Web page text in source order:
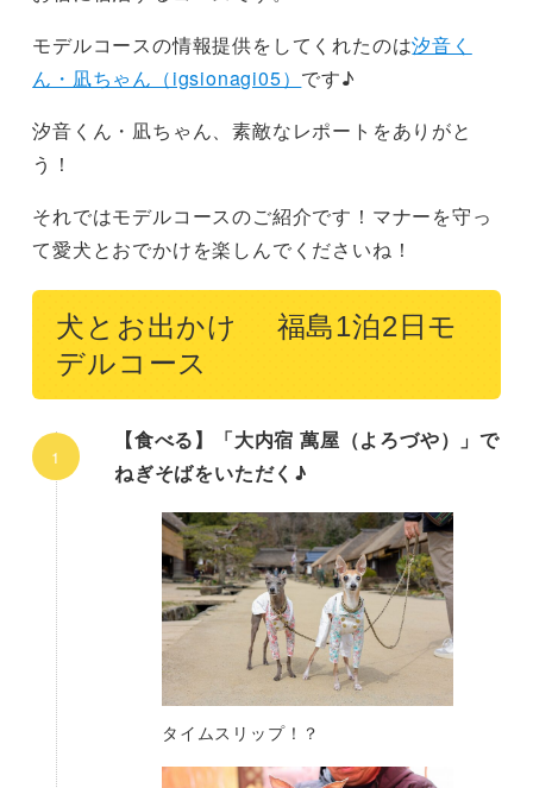
モデルコースの情報提供をしてくれたのは汐音く
ん・凪ちゃん（igsionagi05） です♪
汐音くん・凪ちゃん、素敵なレポートをありがと
う！
それではモデルコースのご紹介です！マナーを守っ
て愛犬とおでかけを楽しんでくださいね！
犬とお出かけ 福島1泊2日モ
デルコース
【食べる】「大内宿 萬屋（よろづや）」で
ねぎそばをいただく♪
タイムスリップ！？